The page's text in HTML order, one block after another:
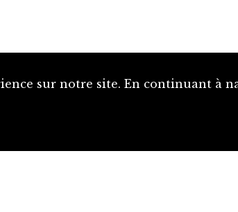
sur notre site. En continuant à